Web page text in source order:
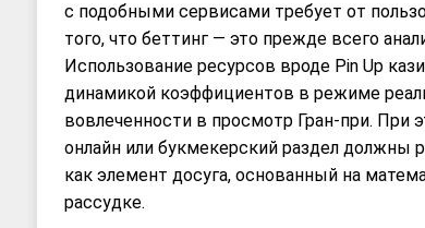
с подобными сервисами требует от
того, что беттинг — это прежде всего
Использование ресурсов вроде Pin Up
динамикой коэффициентов в режиме
вовлеченности в просмотр Гран-при. При
онлайн или букмекерский раздел должны
как элемент досуга, основанный на
рассудке.